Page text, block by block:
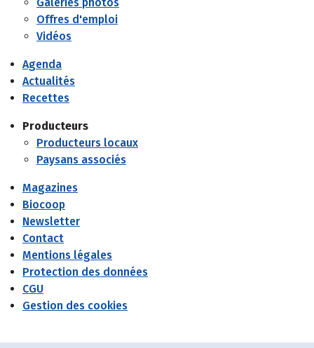
Offres d'emploi
Vidéos
Agenda
Actualités
Recettes
Producteurs
Producteurs locaux
Paysans associés
Magazines
Biocoop
Newsletter
Contact
Mentions légales
Protection des données
CGU
Gestion des cookies